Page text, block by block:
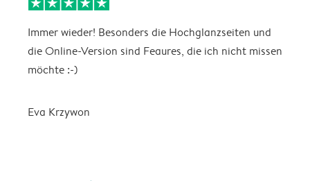
Immer wieder! Besonders die Hochglanzseiten und
die Online-Version sind Feaures, die ich nicht missen
möchte :-)
Eva Krzywon